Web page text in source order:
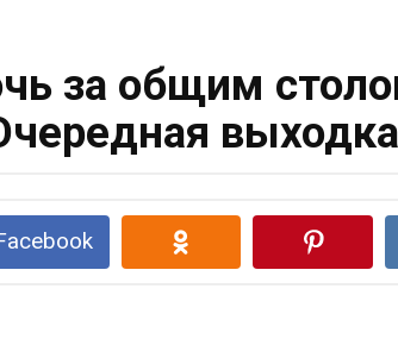
за общим